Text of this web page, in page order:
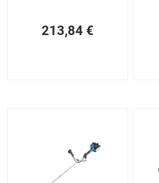
213,84 €